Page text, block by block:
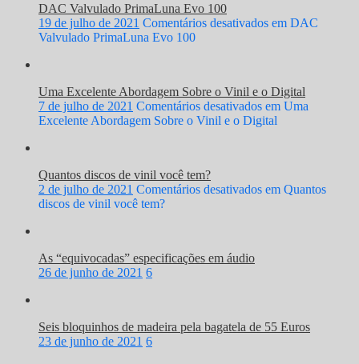
DAC Valvulado PrimaLuna Evo 100
19 de julho de 2021 Comentários desativados em DAC
Valvulado PrimaLuna Evo 100
Uma Excelente Abordagem Sobre o Vinil e o Digital
7 de julho de 2021 Comentários desativados em Uma
Excelente Abordagem Sobre o Vinil e o Digital
Quantos discos de vinil você tem?
2 de julho de 2021 Comentários desativados em Quantos
discos de vinil você tem?
As “equivocadas” especificações em áudio
26 de junho de 2021 6
Seis bloquinhos de madeira pela bagatela de 55 Euros
23 de junho de 2021 6